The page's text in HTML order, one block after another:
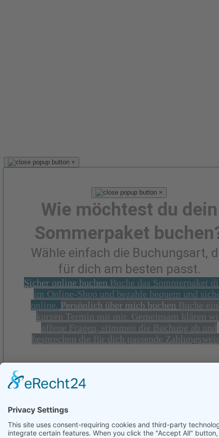
×
×
Wie möchtest du dein
Sommerpaket
Wähle einfach die Buchungsart,
für dich am besten passt.
Sicher online buchen Buche das Sommerpaket
im Online-Shop und bezahle bequem und
online. Persönlich über mich buchen Buche
kurzen Termin mit mir. Gemeinsam klären
offene Fragen, stimmen die Buchung ab und
besprechen die für dich passende